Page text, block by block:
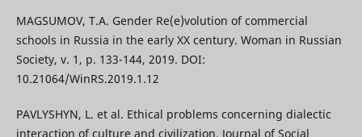
MAGSUMOV, T.A. Gender Re(e)volution of commercial
schools in Russia in the early XX century. Woman in Russian
Society, v. 1, p. 133-144, 2019. DOI:
10.21064/WinRS.2019.1.12
PAVLYSHYN, L. et al. Ethical problems concerning dialectic
interaction of culture and civilization. Journal of Social